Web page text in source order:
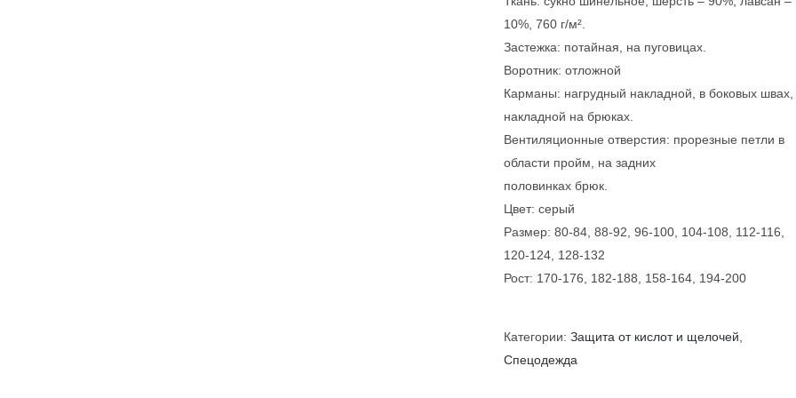
10%, 760 г/м².
Застежка: потайная, на пуговицах.
Воротник: отложной
Карманы: нагрудный накладной, в боковых швах,
накладной на брюках.
Вентиляционные отверстия: прорезные петли в
области пройм, на задних
половинках брюк.
Цвет: серый
Размер: 80-84, 88-92, 96-100, 104-108, 112-116,
120-124, 128-132
Рост: 170-176, 182-188, 158-164, 194-200
Категории: Защита от кислот и щелочей
Спецодежда